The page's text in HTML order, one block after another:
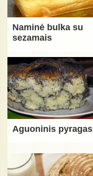
Naminė bulka su
sezamais
Aguoninis pyragas